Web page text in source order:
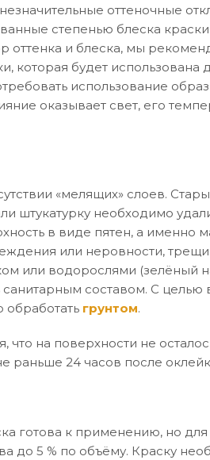
оттеночные
степенью блеска
и блеска, мы
которая будет использована
использование
оказывает свет, его
«мелящих» слоев.
штукатурку необходимо
в виде пятен, а именно
или неровности,
или водорослями (зелёный
санитарным составом. С
грунтом.
на поверхности не
раньше 24 часов после
готова к применению, но
до 5 % по объёму. Краску